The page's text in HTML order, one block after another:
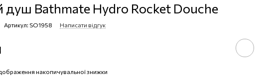
душ Bathmate Hydro Rocket Douche
Артикул: SO1958 Написати відгук
накопичувальної знижки